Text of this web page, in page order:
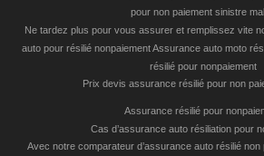
pour non paiement sinistre
Ne tardez plus pour vous assurer et remplissez vite
auto pour résilié nonpaiement Assurance auto moto
résilié pour nonpaiement
Prix devis assurance résilié pour non
Assurance résilié pour
Cas d’assurance auto résiliation pour
Avec notre comparateur d’assurance auto résilié